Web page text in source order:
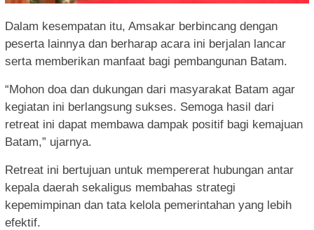
Dalam kesempatan itu, Amsakar berbincang dengan
peserta lainnya dan berharap acara ini berjalan lancar
serta memberikan manfaat bagi pembangunan Batam.
“Mohon doa dan dukungan dari masyarakat Batam agar
kegiatan ini berlangsung sukses. Semoga hasil dari
retreat ini dapat membawa dampak positif bagi kemajuan
Batam,” ujarnya.
Retreat ini bertujuan untuk mempererat hubungan antar
kepala daerah sekaligus membahas strategi
kepemimpinan dan tata kelola pemerintahan yang lebih
efektif.